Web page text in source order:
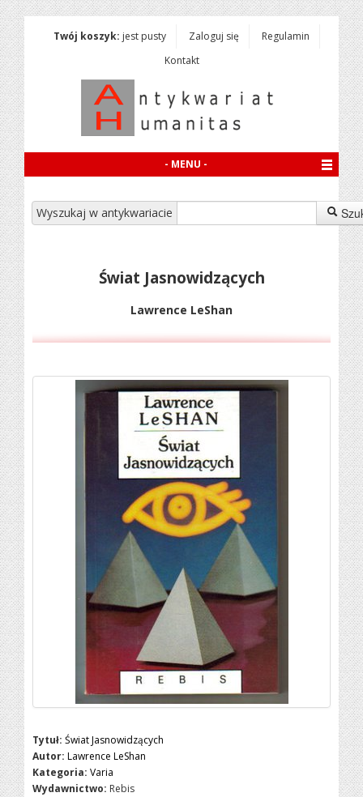
Twój koszyk: jest pusty Zaloguj się
Regulamin
Kontakt
- MENU -
Wyszukaj w antykwariacie
Świat Jasnowidzących
Lawrence LeShan
Tytuł: Świat Jasnowidzących
Autor: Lawrence LeShan
Kategoria: Varia
Wydawnictwo: Rebis